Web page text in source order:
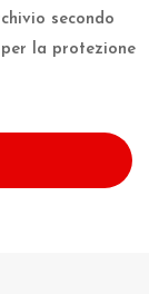
secondo
la protezione